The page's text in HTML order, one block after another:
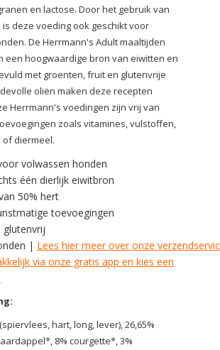
en lactose. Door het gebruik van
deze voeding ook geschikt voor
De Herrmann's Adult maaltijden
een hoogwaardige bron van eiwitten en
met groenten, fruit en glutenvrije
oliën maken deze recepten
Herrmann's voedingen zijn vrij van
zoals vitamines, vulstoffen,
diermeel.
volwassen honden
één dierlijk eiwitbron
50% hert
toevoegingen
glutenvrij
| Lees hier meer over onze
via onze gratis app en kies een
hart, long, lever), 26,65%
8% courgette*, 3%